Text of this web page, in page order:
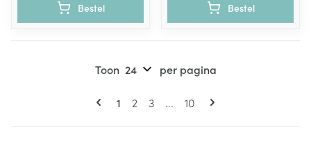
Bestel Bestel
Pagina's
U lees momenteel pagina
1 Pagina
2 Pagina
3 ... Pagina
10
Toon per pagina